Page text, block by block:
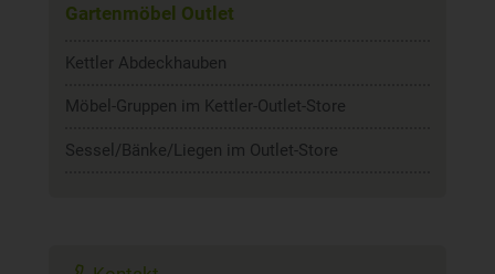
Gartenmöbel Outlet
Kettler Abdeckhauben
Möbel-Gruppen im Kettler-Outlet-Store
Sessel/Bänke/Liegen im Outlet-Store